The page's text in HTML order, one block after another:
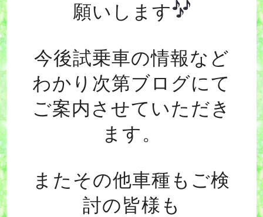
願いします
今後試乗車の情報など
わかり次第ブログにて
ご案内させていただき
ます。
またその他車種もご検
討の皆様も